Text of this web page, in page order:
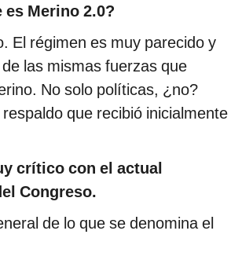
Merino 2.0?
El régimen es muy parecido y
las mismas fuerzas que
No solo políticas, ¿no?
que recibió inicialmente
crítico con el actual
Congreso.
de lo que se denomina el